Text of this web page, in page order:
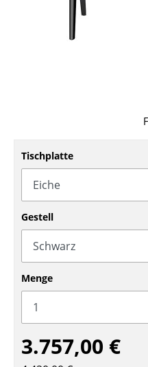
Schaukelstühle
Bürodrehstühle
Konferenzstühle
Bürosessel
Einzelteile
... alle Sitzmöbel
Tische
Esstische
Tischplatte
Gestell
Menge
3.757,00 €